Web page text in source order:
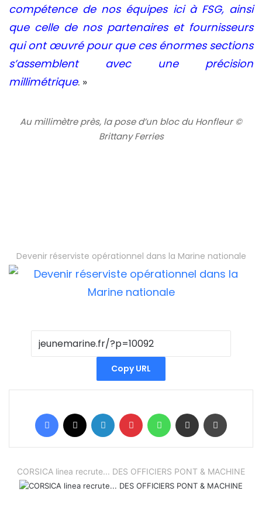
compétence de nos équipes ici à FSG, ainsi
que celle de nos partenaires et fournisseurs
qui ont œuvré pour que ces énormes sections
s’assemblent avec une précision
millimétrique. »
Au millimètre près, la pose d’un bloc du Honfleur ©
Brittany Ferries
Devenir réserviste opérationnel dans la Marine nationale
Copy URL
Facebook Linkedin Pinterest WhatsAppPartager par email
CORSICA linea recrute... DES OFFICIERS PONT & MACHINE